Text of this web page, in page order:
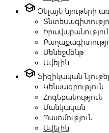
school Օնլայն նյութերի
Մենեջմենթ
Ավելին
school Ֆիզիկական
Կենսագրություն
Հոգեբանություն
Մանկական
Պատմություն
Ավելին